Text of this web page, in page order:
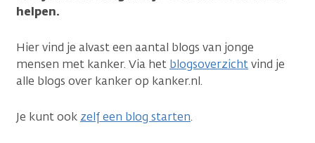
helpen.
Hier vind je alvast een aantal blogs van jonge
mensen met kanker. Via het blogsoverzichtvind je
alle blogs over kanker op kanker.nl.
Je kunt ook zelf een blog starten.